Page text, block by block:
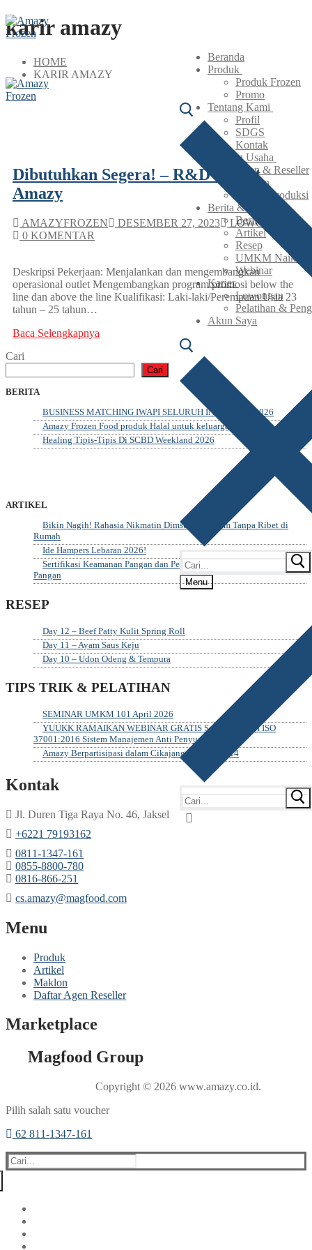
Beranda
Produk
Produk Frozen
Promo
Tentang Kami
Profil
SDGS
Kontak
Peluang Usaha
Agen & Reseller
Maklon
Lisensi Produksi
Berita & Artikel
Berita
Artikel
Resep
UMKM Naik
Webinar
Karier
Lowongan
Pelatihan &
Akun Saya
Menu
karir amazy
HOME
KARIR AMAZY
Dibutuhkan Segera! – R&D Outlet
Amazy
AMAZYFROZEN DESEMBER 27, 2023 LOWONGAN
0 KOMENTAR
Deskripsi Pekerjaan: Menjalankan dan mengembangkan
operasional outlet Mengembangkan program promosi below the
line dan above the line Kualifikasi: Laki-laki/Perempuan Usia 23
tahun – 25 tahun…
Baca Selengkapnya
Cari
Cari
BERITA
BUSINESS MATCHING IWAPI SELURUH INDONESIA 2026
Amazy Frozen Food produk Halal untuk keluarga
Healing Tipis-Tipis Di SCBD Weekland 2026
ARTIKEL
Bikin Nagih! Rahasia Nikmatin Dimsum Premium Tanpa Ribet di
Rumah
Ide Hampers Lebaran 2026!
Sertifikasi Keamanan Pangan dan Penerapannya dalam Industri
Pangan
RESEP
Day 12 – Beef Patty Kulit Spring Roll
Day 11 – Ayam Saus Keju
Day 10 – Udon Odeng & Tempura
TIPS TRIK & PELATIHAN
SEMINAR UMKM 101 April 2026
YUUKK RAMAIKAN WEBINAR GRATIS Sosialisasi SNI ISO
37001:2016 Sistem Manajemen Anti Penyuapan
Amazy Berpartisipasi dalam Cikajang Festival 2024
Kontak
Jl. Duren Tiga Raya No. 46, Jaksel
‎+6221 79193162
‪0811-1347-161
‪0855-8800-780
‪0816-866-251
cs.amazy@magfood.com
Menu
Produk
Artikel
Maklon
Daftar Agen Reseller
Marketplace
Magfood Group
Copyright © 2026 www.amazy.co.id.
Pilih salah satu voucher
62 811-1347-161